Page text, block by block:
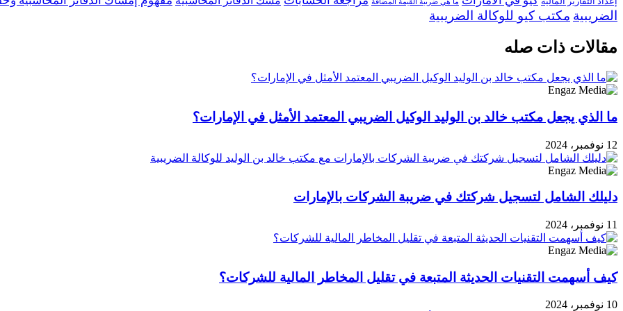
ما هي ضريبة القيمة المضافة
الضريبية مكتب كيو للوكالة الضريبية
مقالات ذات صله
ما الذي يجعل مكتب خالد بن الوليد الوكيل الضريبي المعتمد الأمثل في الإمارات؟
12 نوفمبر، 2024
دليلك الشامل لتسجيل شركتك في ضريبة الشركات بالإمارات
11 نوفمبر، 2024
كيف أسهمت التقنيات الحديثة المتبعة في تقليل المخاطر المالية للشركات؟
10 نوفمبر، 2024